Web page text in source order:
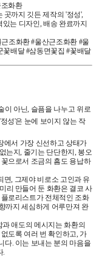
화환
까지 깃든 제작의 '정성',
있는 디자인, 배송 완료까지
조화환 #울산근조화환 #울
배달 #삼동면꽃집 #꽃배달
이 아닌, 슬픔을 나누고 위로
성'은 눈에 보이지 않는 작
에서 가장 신선하고 상태가
는지, 줄기는 단단한지, 봉오
으로서 조금의 흠도 용납하
, 그제야 비로소 고인과 유
리 만들어 둔 화환은 결코 사
로리스트가 전체적인 조화
까지 세심하게 어루만져 완
애도의 메시지는 화환의
도록 여러 번 확인하고, 가
다. 이는 보내는 분의 마음을
.